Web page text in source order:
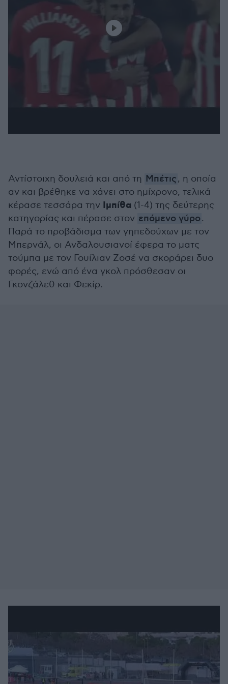
Αντίστοιχη δουλειά και από τη Μπέτις, η οποία
αν και βρέθηκε να χάνει στο ημίχρονο, τελικά
κέρασε τεσσάρα την Ιμπίθα (1-4) της δεύτερης
κατηγορίας και πέρασε στον επόμενο γύρο.
Παρά το προβάδισμα των γηπεδούχων με τον
Μπερνάλ, οι Ανδαλουσιανοί έφερα το ματς
τούμπα με τον Γουίλιαν Ζοσέ να σκοράρει δυο
φορές, ενώ από ένα γκολ πρόσθεσαν οι
Γκονζάλεθ και Φεκίρ.